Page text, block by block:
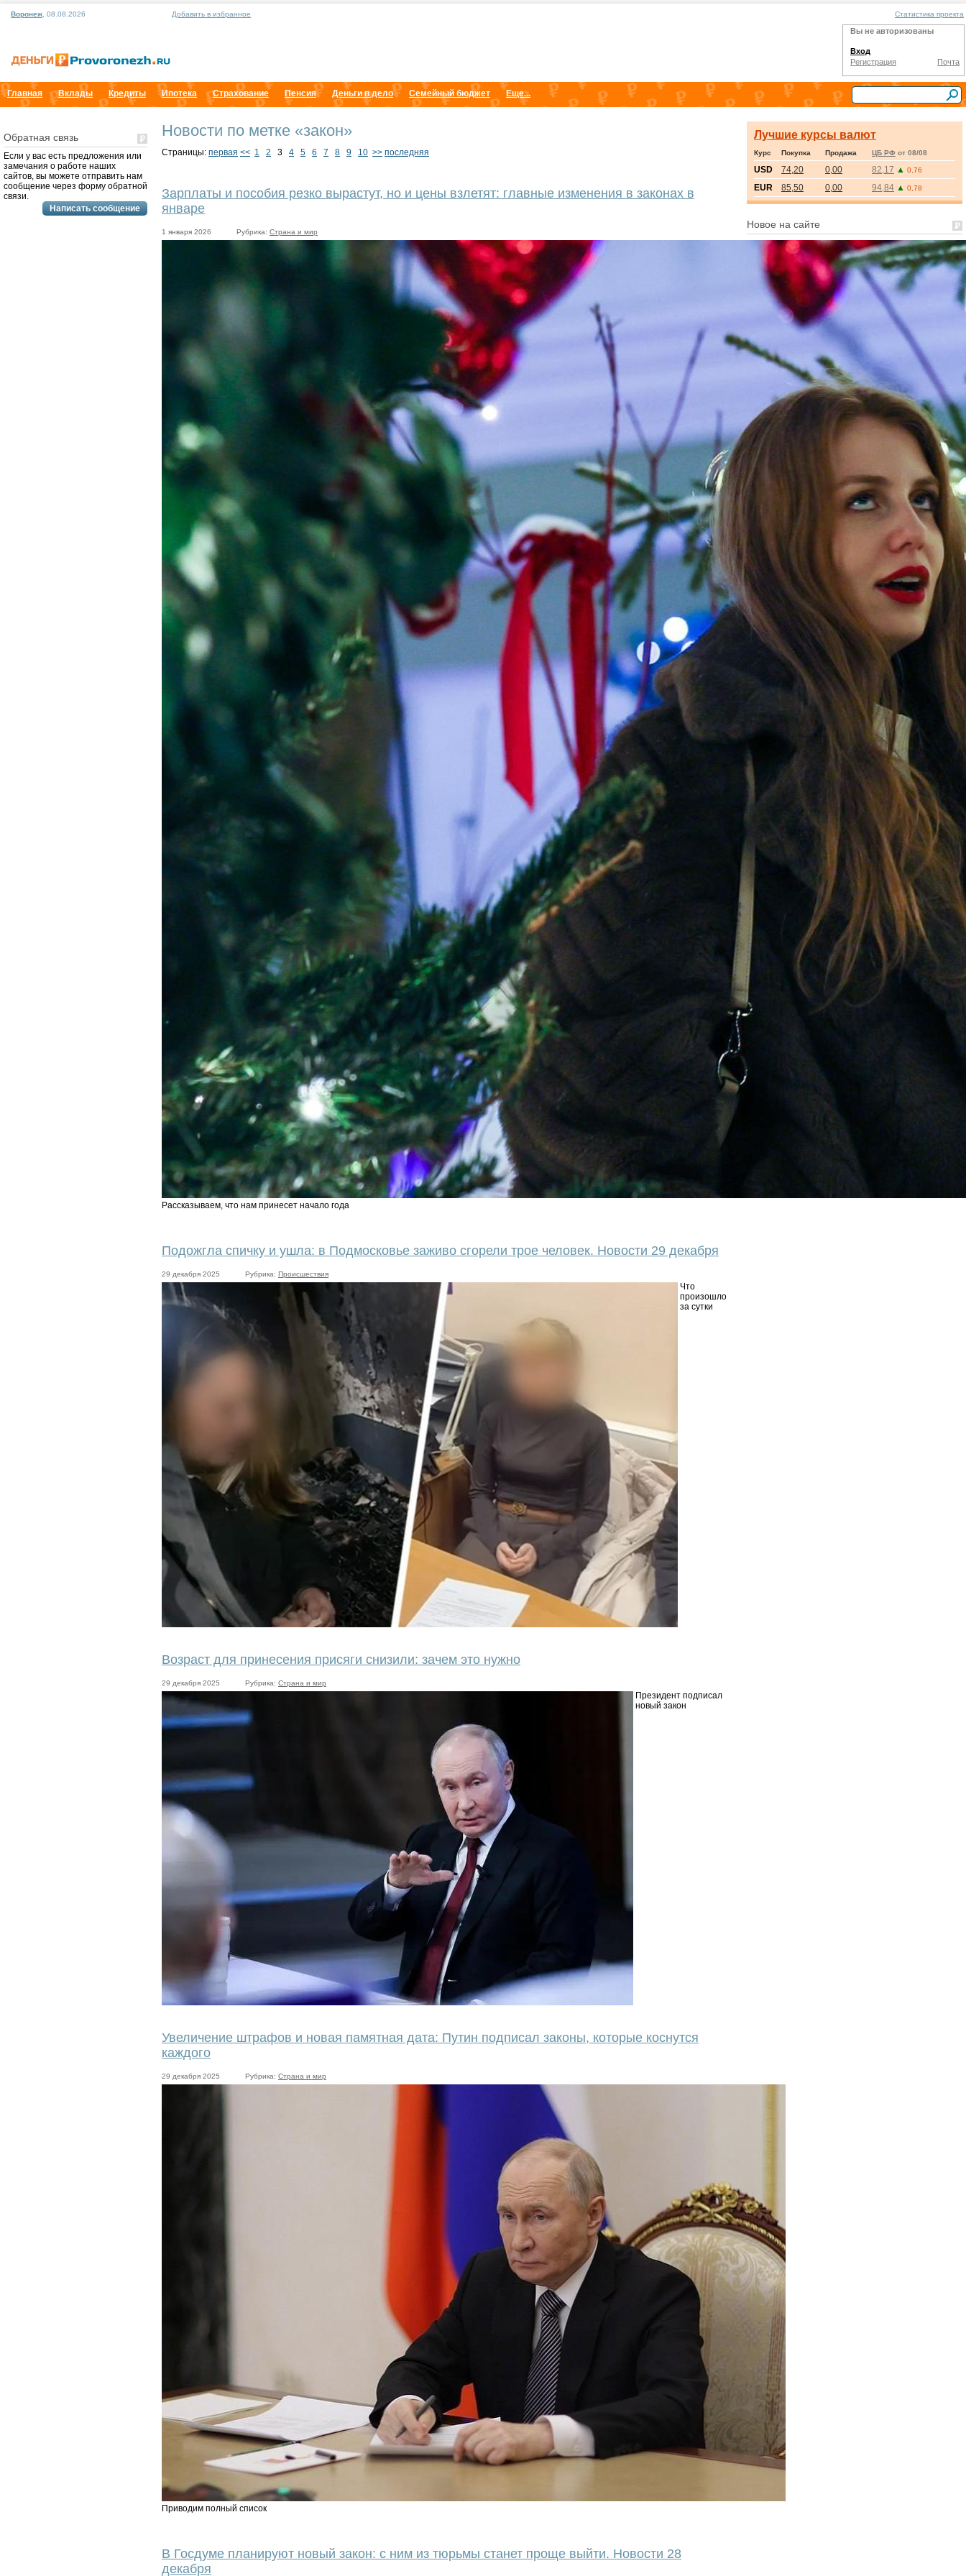
Воронеж , 08.08.2026 Добавить в избранное Статистика проекта
Вы не авторизованы
Вход
Регистрация
Почта
Главная Вклады Кредиты Ипотека Страхование Пенсия Деньги в дело Семейный бюджет Еще...
Обратная связь
Если у вас есть предложения или
замечания о работе наших
сайтов, вы можете отправить нам
сообщение через форму обратной
связи.
Новости по метке «закон»
Страницы: первая << 1 2 3 4 5 6 7 8 9 10 >> последняя
Зарплаты и пособия резко вырастут, но и цены взлетят: главные изменения в законах в
январе
1 января 2026 Рубрика: Страна и мир
Рассказываем, что нам принесет начало года
Подожгла спичку и ушла: в Подмосковье заживо сгорели трое человек. Новости 29 декабря
29 декабря 2025 Рубрика: Происшествия
Что
произошло
за сутки
Возраст для принесения присяги снизили: зачем это нужно
29 декабря 2025 Рубрика: Страна и мир
Президент подписал
новый закон
Увеличение штрафов и новая памятная дата: Путин подписал законы, которые коснутся
каждого
29 декабря 2025 Рубрика: Страна и мир
Приводим полный список
В Госдуме планируют новый закон: с ним из тюрьмы станет проще выйти. Новости 28
декабря
Лучшие курсы валют
Курс Покупка Продажа ЦБ РФ от 08/08
USD 74,20 0,00 82,17 ▲ 0,76
EUR 85,50 0,00 94,84 ▲ 0,78
Новое на сайте